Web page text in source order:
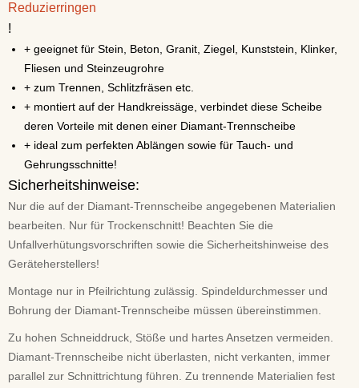
Reduzierringen
!
+ geeignet für Stein, Beton, Granit, Ziegel, Kunststein, Klinker,
Fliesen und Steinzeugrohre
+ zum Trennen, Schlitzfräsen etc.
+ montiert auf der Handkreissäge, verbindet diese Scheibe
deren Vorteile mit denen einer Diamant-Trennscheibe
+ ideal zum perfekten Ablängen sowie für Tauch- und
Gehrungsschnitte!
Sicherheitshinweise:
Nur die auf der Diamant-Trennscheibe angegebenen Materialien
bearbeiten. Nur für Trockenschnitt! Beachten Sie die
Unfallverhütungsvorschriften sowie die Sicherheitshinweise des
Geräteherstellers!
Montage nur in Pfeilrichtung zulässig. Spindeldurchmesser und
Bohrung der Diamant-Trennscheibe müssen übereinstimmen.
Zu hohen Schneiddruck, Stöße und hartes Ansetzen vermeiden.
Diamant-Trennscheibe nicht überlasten, nicht verkanten, immer
parallel zur Schnittrichtung führen. Zu trennende Materialien fest